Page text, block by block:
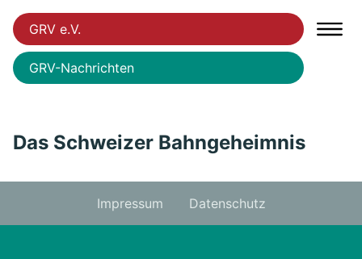
GRV e.V.
GRV-Nachrichten
Das Schweizer Bahngeheimnis
Impressum Datenschutz